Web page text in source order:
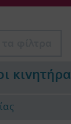
κινητήρα